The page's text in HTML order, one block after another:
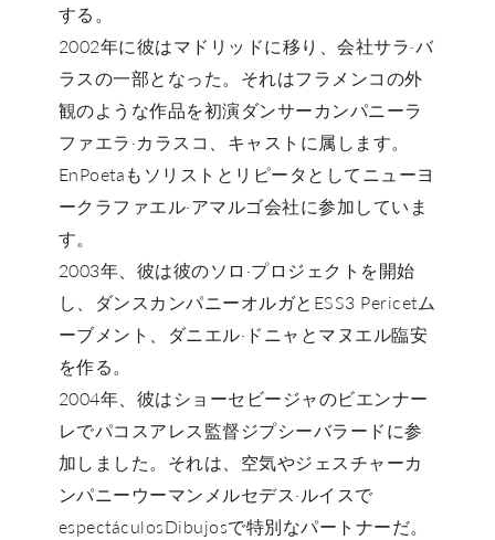
する。
2002年に彼はマドリッドに移り、会社サラ·バ
ラスの一部となった。それはフラメンコの外
観のような作品を初演ダンサーカンパニーラ
ファエラ·カラスコ、キャストに属します。
EnPoetaもソリストとリピータとしてニューヨ
ークラファエル·アマルゴ会社に参加していま
す。
2003年、彼は彼のソロ·プロジェクトを開始
し、ダンスカンパニーオルガとESS3 Pericetム
ーブメント、ダニエル·ドニャとマヌエル臨安
を作る。
2004年、彼はショーセビージャのビエンナー
レでパコスアレス監督ジプシーバラードに参
加しました。それは、空気やジェスチャーカ
ンパニーウーマンメルセデス·ルイスで
espectáculosDibujosで特別なパートナーだ。